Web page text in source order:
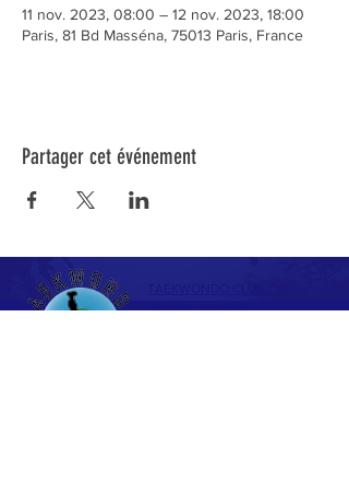
11 nov. 2023, 08:00 – 12 nov. 2023, 18:00
Paris, 81 Bd Masséna, 75013 Paris, France
Partager cet événement
PLESSIS TRÉVISE